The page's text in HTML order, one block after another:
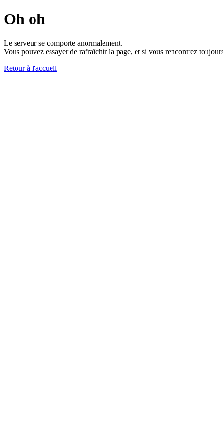
Oh oh
Le serveur se comporte anormalement.
Vous pouvez essayer de rafraîchir la page, et si vous rencontrez
Retour à l'accueil